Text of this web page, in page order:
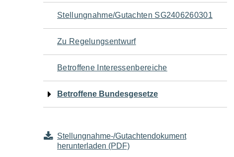
Navigation
für
den
Seiteninhalt
Stellungnahme/Gutachten SG2406260301
Zu Regelungsentwurf
Betroffene Interessenbereiche
Betroffene Bundesgesetze
Stellungnahme-/Gutachtendokument
herunterladen (PDF)